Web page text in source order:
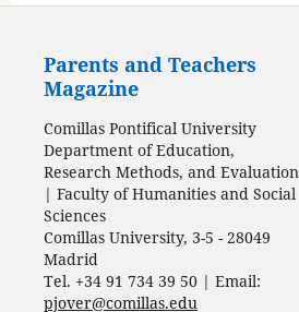
Parents and Teachers
Magazine
Comillas Pontifical University
Department of Education,
Research Methods, and Evaluation
| Faculty of Humanities and Social
Sciences
Comillas University, 3-5 - 28049
Madrid
Tel. +34 91 734 39 50 | Email:
pjover@comillas.edu